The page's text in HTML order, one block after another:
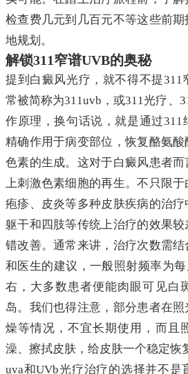
检查费几元到几百元不等这些前
地规划。
解锁311窄谱UVB的奥秘
提到白癜风光疗，就不得不提311
常被简称为311uvb，或311光疗、
作原理，换句话说，就是通过311
精确作用于病变部位，恢复酪氨
色素的生成。这对于白癜风患者
上刺激色素细胞的再生。不只限于
疱疹、皮炎等多种皮肤疾病的治
躯干和四肢等传统上治疗的效果
错改善。通常来讲，治疗次数需
和医生的建议，一般照射频率为
右，大多数患者便能肉眼可见白
岛。我们也得注意，部分患者在
燥等情况，不宜长期使用，而且
澡、擦拭皮肤，给皮肤一个稳定恢
uva和UVb光疗治疗的选择并不是